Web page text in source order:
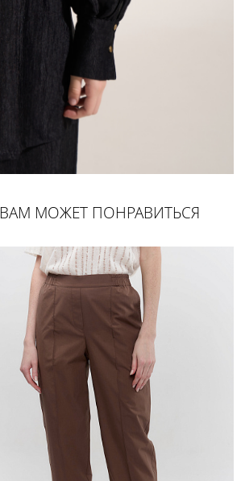
ВАМ МОЖЕТ ПОНРАВИТЬСЯ